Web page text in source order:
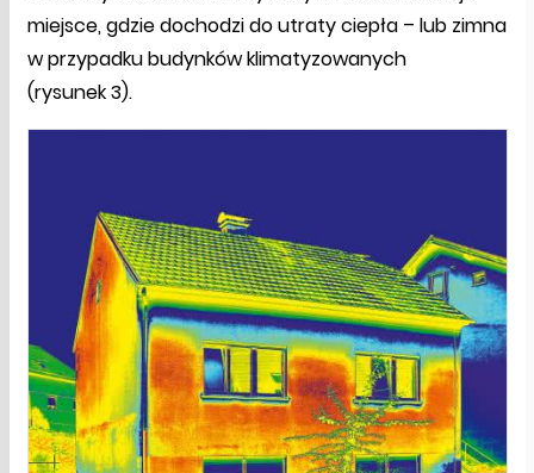
miejsce, gdzie dochodzi do utraty ciepła – lub zimna
w przypadku budynków klimatyzowanych
(rysunek 3).